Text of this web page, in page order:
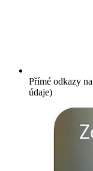
Přímé odkazy na
údaje)